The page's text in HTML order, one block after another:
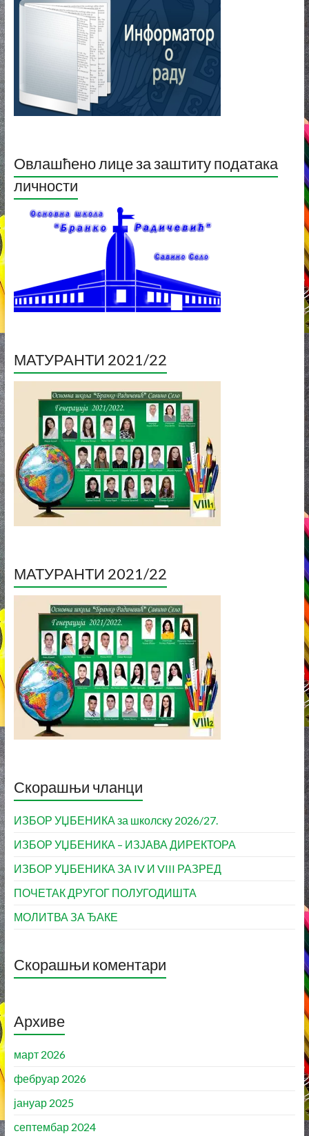
Овлашћено лице за заштиту података
личности
МАТУРАНТИ 2021/22
МАТУРАНТИ 2021/22
Скорашњи чланци
ИЗБОР УЏБЕНИКА за школску 2026/27.
ИЗБОР УЏБЕНИКА – ИЗЈАВА ДИРЕКТОРА
ИЗБОР УЏБЕНИКА ЗА IV И VIII РАЗРЕД
ПОЧЕТАК ДРУГОГ ПОЛУГОДИШТА
МОЛИТВА ЗА ЂАКЕ
Скорашњи коментари
Архиве
март 2026
фебруар 2026
јануар 2025
септембар 2024